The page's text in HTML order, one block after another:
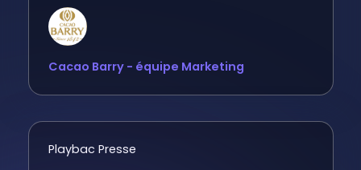
Cacao Barry - équipe Marketing
Playbac Presse